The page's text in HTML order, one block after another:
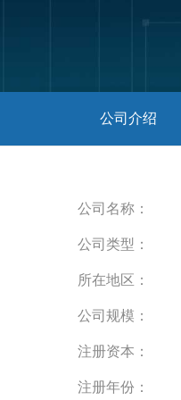
公司介绍
公司名称：
公司类型：
所在地区：
公司规模：
注册资本：
注册年份：